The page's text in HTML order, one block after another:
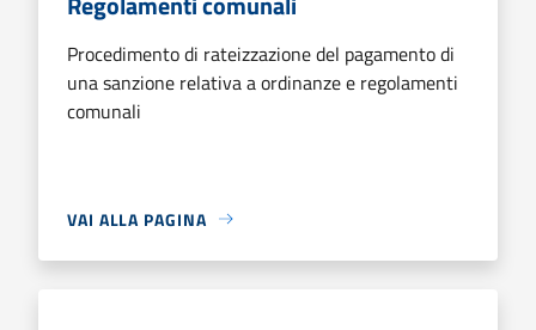
Procedimento di rateizzazione del pagamento di
una sanzione relativa a ordinanze e regolamenti
comunali
VAI ALLA PAGINA